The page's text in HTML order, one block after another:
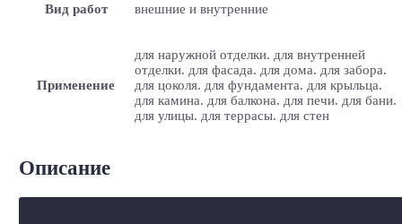
Вид работ внешние и внутренние
Применение
для наружной отделки. для внутренней
отделки. для фасада. для дома. для забора.
для цоколя. для фундамента. для крыльца.
для камина. для балкона. для печи. для бани.
для улицы. для террасы. для стен
Описание